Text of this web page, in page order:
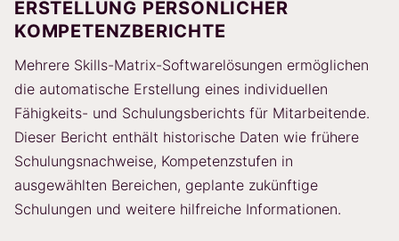
ERSTELLUNG PERSÖNLICHER
KOMPETENZBERICHTE
Mehrere Skills-Matrix-Softwarelösungen ermöglichen
die automatische Erstellung eines individuellen
Fähigkeits- und Schulungsberichts für Mitarbeitende.
Dieser Bericht enthält historische Daten wie frühere
Schulungsnachweise, Kompetenzstufen in
ausgewählten Bereichen, geplante zukünftige
Schulungen und weitere hilfreiche Informationen.